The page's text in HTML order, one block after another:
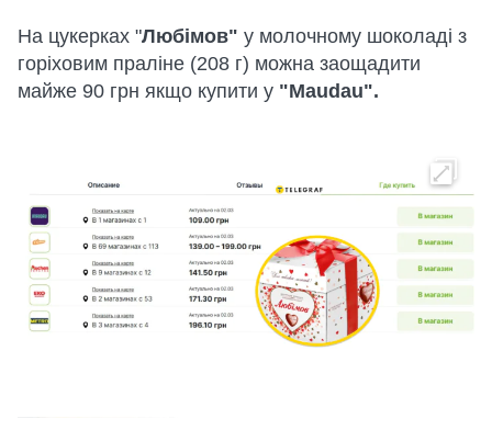
На цукерках "Любімов" у молочному шоколаді з
горіховим праліне (208 г) можна заощадити
майже 90 грн якщо купити у "Maudau".